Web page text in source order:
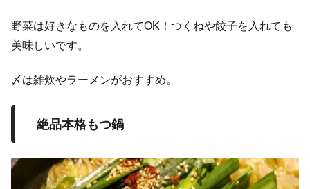
野菜は好きなものを入れてOK！つくねや餃子を入れても
美味しいです。
〆は雑炊やラーメンがおすすめ。
絶品本格もつ鍋